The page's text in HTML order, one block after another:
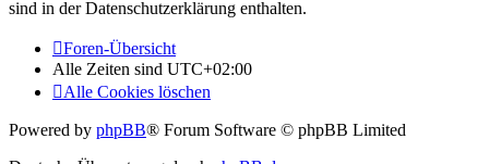
sind in der Datenschutzerklärung enthalten.
Foren-Übersicht
Alle Zeiten sind UTC+02:00
Alle Cookies löschen
Powered by phpBB® Forum Software © phpBB Limited